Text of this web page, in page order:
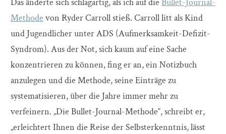
Das änderte sich schlagartig, als ich auf die Bullet-Journal-
Methode von Ryder Carroll stieß. Carroll litt als Kind
und Jugendlicher unter ADS (Aufmerksamkeit-Defizit-
Syndrom). Aus der Not, sich kaum auf eine Sache
konzentrieren zu können, fing er an, ein Notizbuch
anzulegen und die Methode, seine Einträge zu
systematisieren, über die Jahre immer mehr zu
verfeinern. „Die Bullet-Journal-Methode“, schreibt er,
„erleichtert Ihnen die Reise der Selbsterkenntnis, lässt